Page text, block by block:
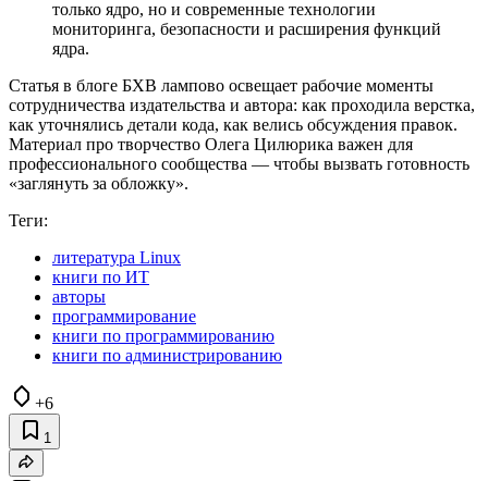
только ядро, но и современные технологии
мониторинга, безопасности и расширения функций
ядра.
Статья в блоге БХВ лампово освещает рабочие моменты
сотрудничества издательства и автора: как проходила верстка,
как уточнялись детали кода, как велись обсуждения правок.
Материал про творчество Олега Цилюрика важен для
профессионального сообщества — чтобы вызвать готовность
«заглянуть за обложку».
Теги:
литература Linux
книги по ИТ
авторы
программирование
книги по программированию
книги по администрированию
+6
1